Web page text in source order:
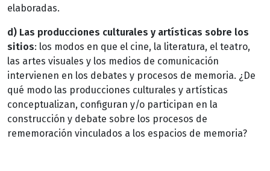
elaboradas.
d) Las producciones culturales y artísticas sobre los
sitios: los modos en que el cine, la literatura, el teatro,
las artes visuales y los medios de comunicación
intervienen en los debates y procesos de memoria. ¿De
qué modo las producciones culturales y artísticas
conceptualizan, configuran y/o participan en la
construcción y debate sobre los procesos de
rememoración vinculados a los espacios de memoria?